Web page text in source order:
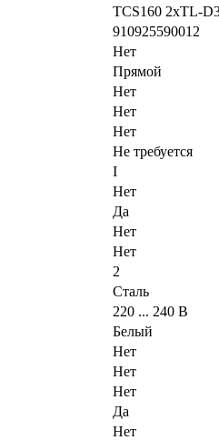
TCS160 2xTL-
910925590012
Нет
Прямой
Нет
Нет
Нет
Не требуется
I
Нет
Да
Нет
Нет
2
Сталь
220 ... 240 В
Белый
Нет
Нет
Нет
Да
Нет